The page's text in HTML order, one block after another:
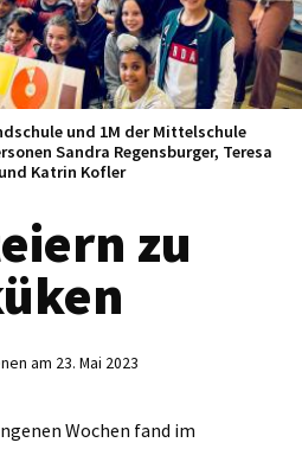
und 1M der Mittelschule
Sandra Regensburger, Teresa
Katrin Kofler
zu
am 23. Mai 2023
Wochen fand im